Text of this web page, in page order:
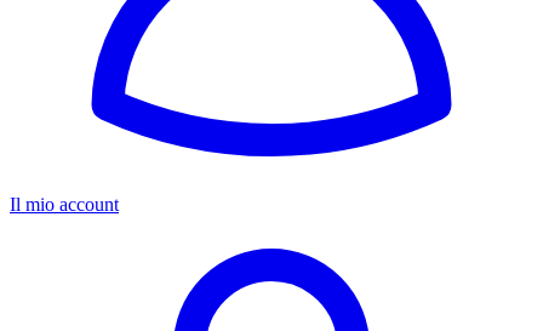
Il mio account